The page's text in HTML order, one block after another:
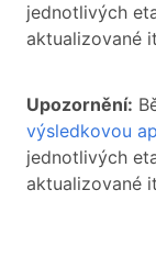
jednotlivých
aktualizované
Upozornění:
výsledkovou
jednotlivých
aktualizované